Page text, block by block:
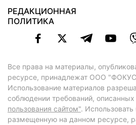
РЕДАКЦИОННАЯ
ПОЛИТИКА
Все права на материалы,
ресурсе, принадлежат ООО
Использование материалов
соблюдении требований, описанных
пользования сайтом".
размещенную на данном ресурсе,